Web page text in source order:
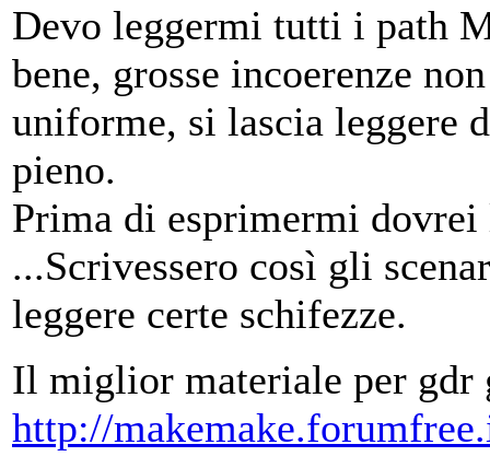
Devo leggermi tutti i path
bene, grosse incoerenze
uniforme, si lascia leggere
pieno.
Prima di esprimermi
...Scrivessero così gli
leggere certe schifezze.
Il miglior materiale per gdr
http://